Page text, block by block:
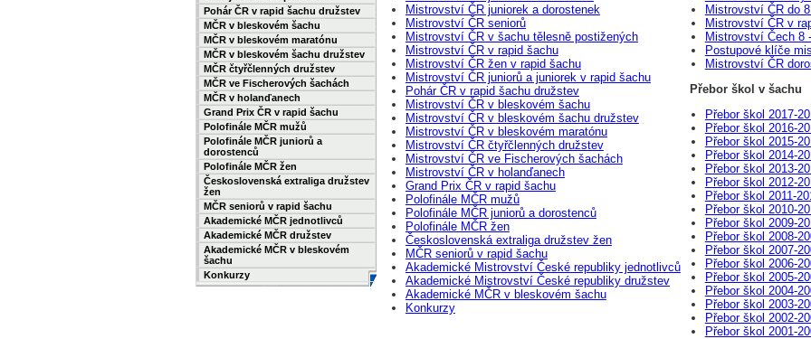
Pohár ČR v rapid šachu družstev
MČR v bleskovém šachu
MČR v bleskovém maratónu
MČR v bleskovém šachu družstev
MČR čtyřčlenných družstev
MČR ve Fischerových šachách
MČR v holanďanech
Grand Prix ČR v rapid šachu
Polofinále MČR mužů
Polofinále MČR juniorů a
dorostenců
Polofinále MČR žen
Československá extraliga družstev
žen
MČR seniorů v rapid šachu
Akademické MČR jednotlivců
Akademické MČR družstev
Akademické MČR v bleskovém
šachu
Konkurzy
Mistrovství ČR juniorek a dorostenek
Mistrovství ČR seniorů
Mistrovství ČR v šachu tělesně postižených
Mistrovství ČR v rapid šachu
Mistrovství ČR žen v rapid šachu
Mistrovství ČR juniorů a juniorek v rapid šachu
Pohár ČR v rapid šachu družstev
Mistrovství ČR v bleskovém šachu
Mistrovství ČR v bleskovém šachu družstev
Mistrovství ČR v bleskovém maratónu
Mistrovství ČR čtyřčlenných družstev
Mistrovství ČR ve Fischerových šachách
Mistrovství ČR v holanďanech
Grand Prix ČR v rapid šachu
Polofinále MČR mužů
Polofinále MČR juniorů a dorostenců
Polofinále MČR žen
Československá extraliga družstev žen
MČR seniorů v rapid šachu
Akademické Mistrovství České republiky jednotlivců
Akademické Mistrovství České republiky družstev
Akademické MČR v bleskovém šachu
Konkurzy
Mistrovství ČR do
Mistrovství ČR v
Mistrovství Čech 8
Postupové klíče
Mistrovství ČR
Přebor škol v šachu
Přebor škol 2017-
Přebor škol 2016-
Přebor škol 2015-
Přebor škol 2014-
Přebor škol 2013-
Přebor škol 2012-
Přebor škol 2011-
Přebor škol 2010-
Přebor škol 2009-
Přebor škol 2008-
Přebor škol 2007-
Přebor škol 2006-
Přebor škol 2005-
Přebor škol 2004-
Přebor škol 2003-
Přebor škol 2002-
Přebor škol 2001-